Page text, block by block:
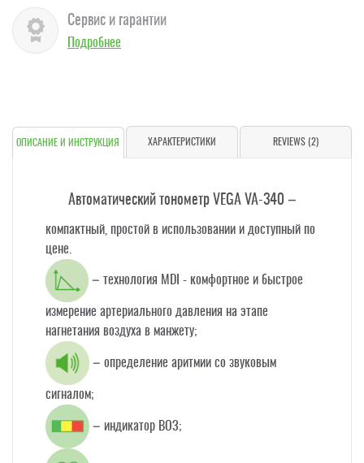
Сервис и гарантии
Подробнее
ОПИСАНИЕ И ИНСТРУКЦИЯ ХАРАКТЕРИСТИКИ REVIEWS (2)
Автоматический тонометр VEGA VA-340 –
компактный, простой в использовании и доступный по
цене.
– технология MDI - комфортное и быстрое
измерение артериального давления на этапе
нагнетания воздуха в манжету;
– определение аритмии со звуковым
сигналом;
– индикатор ВОЗ;